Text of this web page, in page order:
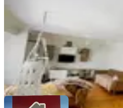
Emlak Ofisi Yücel Demirkan